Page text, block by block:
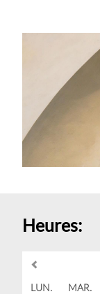
Heures:
LUN. MAR.